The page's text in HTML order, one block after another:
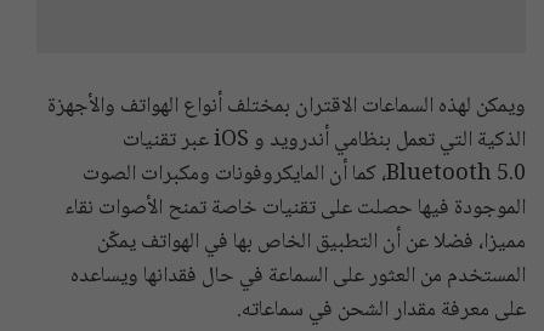
ويمكن لهذه السماعات الاقتران بمختلف أنواع الهواتف والأجهزة
الذكية التي تعمل بنظامي أندرويد و iOS عبر تقنيات
Bluetooth 5.0، كما أن المايكروفونات ومكبرات الصوت
الموجودة فيها حصلت على تقنيات خاصة تمنح الأصوات نقاء
مميزا، فضلا عن أن التطبيق الخاص بها في الهواتف يمكّن
المستخدم من العثور على السماعة في حال فقدانها ويساعده
على معرفة مقدار الشحن في سماعاته.